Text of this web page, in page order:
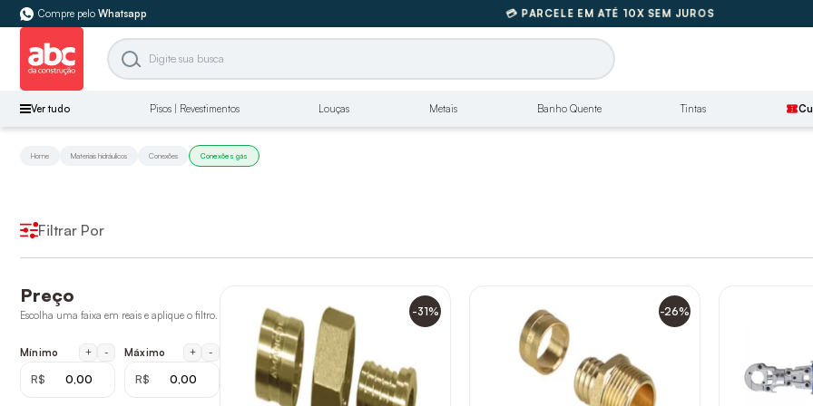
Compre pelo Whatsapp FRETE GRÁTIS SUL E SUDESTE
💳 PARCELE EM ATÉ 10X SEM JUROS
FRETE GRÁTIS SUL E SUDESTE
🚚
Ver tudo Pisos | Revestimentos Louças Metais Banho Quente Tintas confirmation_number
Home Materiais hidráulicos Conexões Conexões gás
Filtrar Por
Preço
Escolha uma faixa em reais e aplique o filtro.
Mínimo + -
R$
Máximo + -
R$
-31% -26%